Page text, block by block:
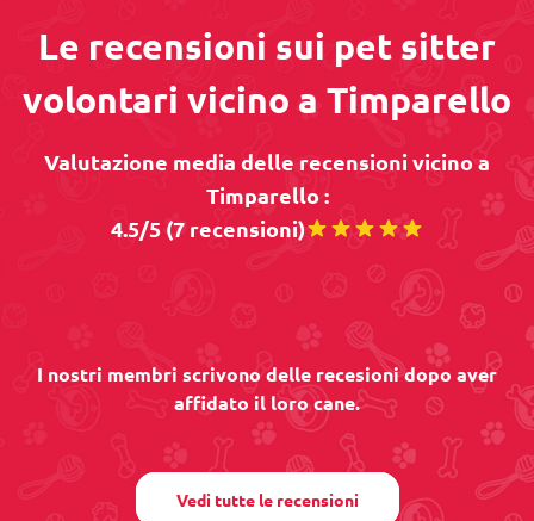
Le recensioni sui pet sitter
volontari vicino a Timparello
Valutazione media delle recensioni vicino a
Timparello :
4.5/5 (7 recensioni)
I nostri membri scrivono delle recesioni dopo aver
affidato il loro cane.
Vedi tutte le recensioni